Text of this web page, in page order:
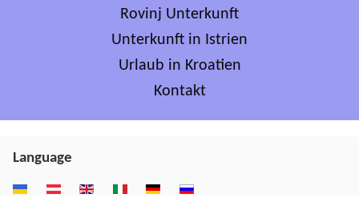
Rovinj Unterkunft
Unterkunft in Istrien
Urlaub in Kroatien
Kontakt
Language